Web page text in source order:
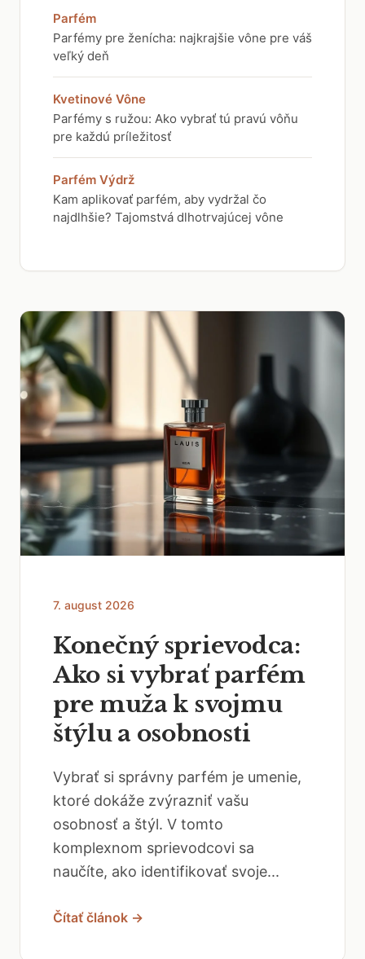
Parfém
Parfémy pre ženícha: najkrajšie vône pre váš
veľký deň
Kvetinové Vône
Parfémy s ružou: Ako vybrať tú pravú vôňu
pre každú príležitosť
Parfém Výdrž
Kam aplikovať parfém, aby vydržal čo
najdlhšie? Tajomstvá dlhotrvajúcej vône
7. august 2026
Konečný sprievodca:
Ako si vybrať parfém
pre muža k svojmu
štýlu a osobnosti
Vybrať si správny parfém je umenie,
ktoré dokáže zvýrazniť vašu
osobnosť a štýl. V tomto
komplexnom sprievodcovi sa
naučíte, ako identifikovať svoje...
Čítať článok →